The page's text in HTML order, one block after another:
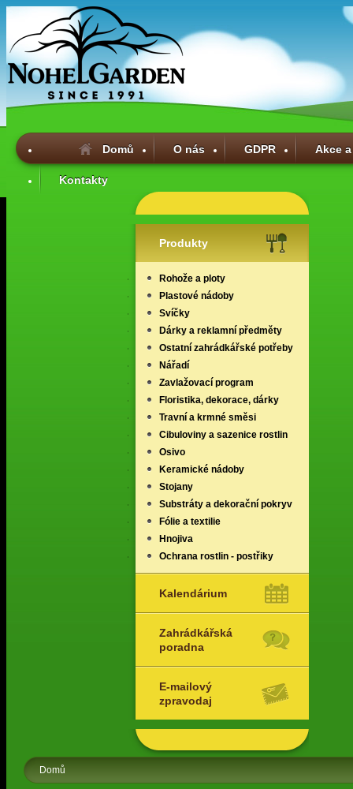
Domů O nás GDPR Akce
Kontakty
Produkty
Rohože a ploty
Plastové nádoby
Svíčky
Dárky a reklamní předměty
Ostatní zahrádkářské potřeby
Nářadí
Zavlažovací program
Floristika, dekorace, dárky
Travní a krmné směsi
Cibuloviny a sazenice rostlin
Osivo
Keramické nádoby
Stojany
Substráty a dekorační pokryv
Fólie a textilie
Hnojiva
Ochrana rostlin - postřiky
Kalendárium
Zahrádkářská
poradna
E-mailový
zpravodaj
Domů